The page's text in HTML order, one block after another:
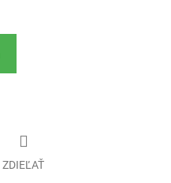
ZDIEĽAŤ